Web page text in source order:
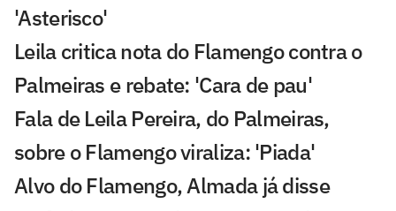
'Asterisco'
Leila critica nota do Flamengo contra o
Palmeiras e rebate: 'Cara de pau'
Fala de Leila Pereira, do Palmeiras,
sobre o Flamengo viraliza: 'Piada'
Alvo do Flamengo, Almada já disse